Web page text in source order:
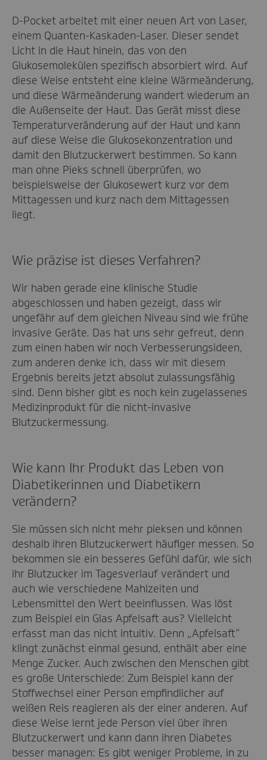
D-Pocket arbeitet mit einer neuen Art von Laser,
einem Quanten-Kaskaden-Laser. Dieser sendet
Licht in die Haut hinein, das von den
Glukosemolekülen spezifisch absorbiert wird. Auf
diese Weise entsteht eine kleine Wärmeänderung,
und diese Wärmeänderung wandert wiederum an
die Außenseite der Haut. Das Gerät misst diese
Temperaturveränderung auf der Haut und kann
auf diese Weise die Glukosekonzentration und
damit den Blutzuckerwert bestimmen. So kann
man ohne Pieks schnell überprüfen, wo
beispielsweise der Glukosewert kurz vor dem
Mittagessen und kurz nach dem Mittagessen
liegt.
Wie präzise ist dieses Verfahren?
Wir haben gerade eine klinische Studie
abgeschlossen und haben gezeigt, dass wir
ungefähr auf dem gleichen Niveau sind wie frühe
invasive Geräte. Das hat uns sehr gefreut, denn
zum einen haben wir noch Verbesserungsideen,
zum anderen denke ich, dass wir mit diesem
Ergebnis bereits jetzt absolut zulassungsfähig
sind. Denn bisher gibt es noch kein zugelassenes
Medizinprodukt für die nicht-invasive
Blutzuckermessung.
Wie kann Ihr Produkt das Leben von
Diabetikerinnen und Diabetikern
verändern?
Sie müssen sich nicht mehr pieksen und können
deshalb ihren Blutzuckerwert häufiger messen. So
bekommen sie ein besseres Gefühl dafür, wie sich
ihr Blutzucker im Tagesverlauf verändert und
auch wie verschiedene Mahlzeiten und
Lebensmittel den Wert beeinflussen. Was löst
zum Beispiel ein Glas Apfelsaft aus? Vielleicht
erfasst man das nicht intuitiv. Denn „Apfelsaft“
klingt zunächst einmal gesund, enthält aber eine
Menge Zucker. Auch zwischen den Menschen gibt
es große Unterschiede: Zum Beispiel kann der
Stoffwechsel einer Person empfindlicher auf
weißen Reis reagieren als der einer anderen. Auf
diese Weise lernt jede Person viel über ihren
Blutzuckerwert und kann dann ihren Diabetes
besser managen: Es gibt weniger Probleme, in zu